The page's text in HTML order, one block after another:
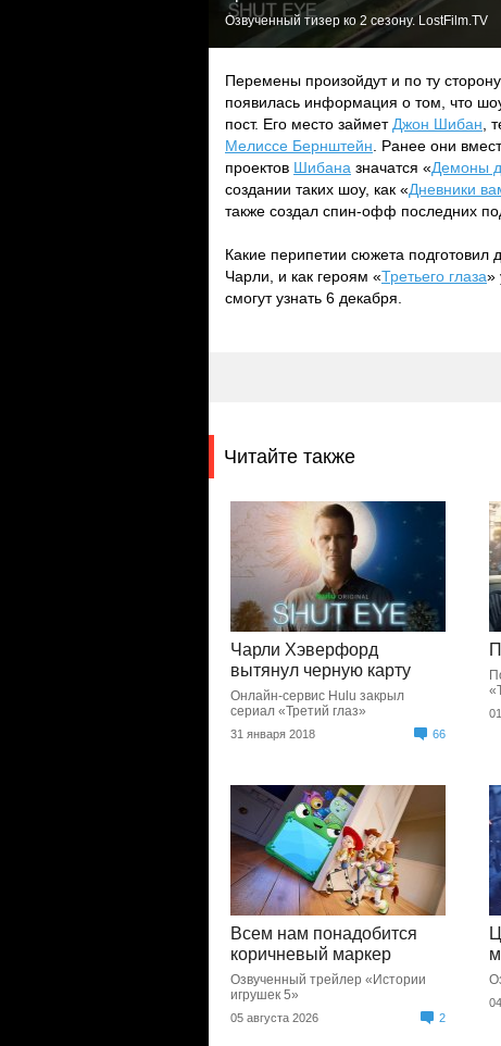
Озвученный тизер ко 2 сезону. LostFilm.TV
Перемены произойдут и по ту
появилась информация о том, что
пост. Его место займет Джон Шибан ,
Мелиссе Бернштейн . Ранее они
проектов Шибана значатся «Демоны
создании таких шоу, как «Дневники
также создал спин-офф последних
Какие перипетии сюжета подготовил
Чарли, и как героям «Третьего глаза»
смогут узнать 6 декабря.
Читайте также
Чарли Хэверфорд
вытянул черную карту
Онлайн-сервис Hulu закрыл
сериал «Третий глаз»
31 января 2018 66
Всем нам понадобится
коричневый маркер
Озвученный трейлер «Истории
игрушек 5»
05 августа 2026 2